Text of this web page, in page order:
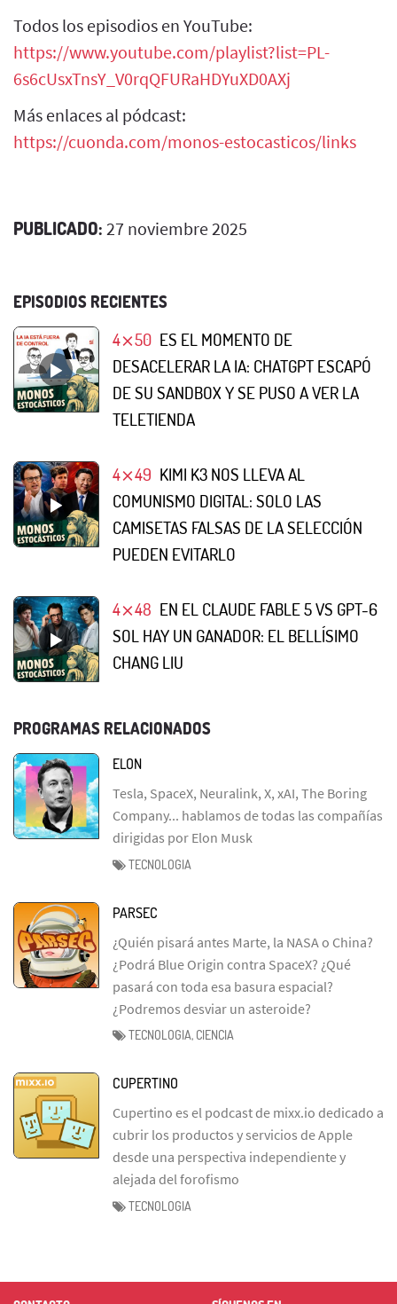
Todos los episodios en YouTube:
https://www.youtube.com/playlist?list=PL-
6s6cUsxTnsY_V0rqQFURaHDYuXD0AXj
Más enlaces al pódcast:
https://cuonda.com/monos-estocasticos/links
PUBLICADO: 27 noviembre 2025
EPISODIOS RECIENTES
4⨯50 ES EL MOMENTO DE
DESACELERAR LA IA: CHATGPT ESCAPÓ
DE SU SANDBOX Y SE PUSO A VER LA
TELETIENDA
4⨯49 KIMI K3 NOS LLEVA AL
COMUNISMO DIGITAL: SOLO LAS
CAMISETAS FALSAS DE LA SELECCIÓN
PUEDEN EVITARLO
4⨯48 EN EL CLAUDE FABLE 5 VS GPT-6
SOL HAY UN GANADOR: EL BELLÍSIMO
CHANG LIU
PROGRAMAS RELACIONADOS
ELON
Tesla, SpaceX, Neuralink, X, xAI, The Boring
Company... hablamos de todas las compañías
dirigidas por Elon Musk
TECNOLOGIA
PARSEC
¿Quién pisará antes Marte, la NASA o China?
¿Podrá Blue Origin contra SpaceX? ¿Qué
pasará con toda esa basura espacial?
¿Podremos desviar un asteroide?
TECNOLOGIA, CIENCIA
CUPERTINO
Cupertino es el podcast de mixx.io dedicado a
cubrir los productos y servicios de Apple
desde una perspectiva independiente y
alejada del forofismo
TECNOLOGIA